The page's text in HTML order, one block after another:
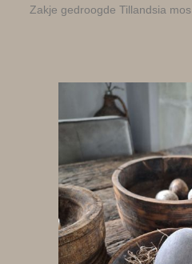
Zakje gedroogde Tillandsia mos